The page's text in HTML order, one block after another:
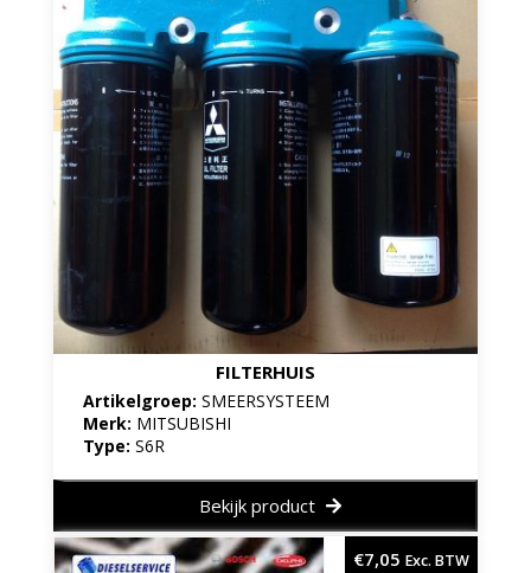
FILTERHUIS
Artikelgroep: SMEERSYSTEEM
Merk: MITSUBISHI
Type: S6R
Bekijk product
€7,05 Exc. BTW